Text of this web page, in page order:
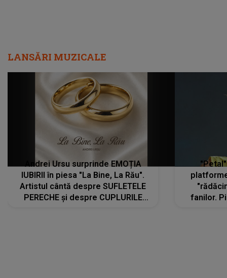
LANSĂRI MUZICALE
Andrei Ursu surprinde EMOȚIA
IUBIRII în piesa "La Bine, La Rău".
Artistul cântă despre SUFLETELE
PERECHE și despre CUPLURILE
fanilor.